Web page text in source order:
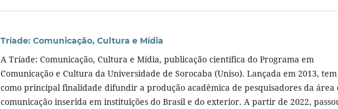
Tríade: Comunicação, Cultura e Mídia
A Tríade: Comunicação, Cultura e Mídia, publicação científica do Programa em
Comunicação e Cultura da Universidade de Sorocaba (Uniso). Lançada em 2013, tem
como principal finalidade difundir a produção acadêmica de pesquisadores da área
comunicação inserida em instituições do Brasil e do exterior. A partir de 2022,